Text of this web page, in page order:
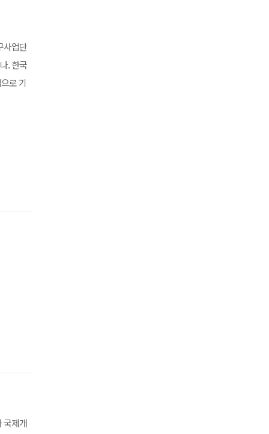
사업단
. 한국
로 기
국제개